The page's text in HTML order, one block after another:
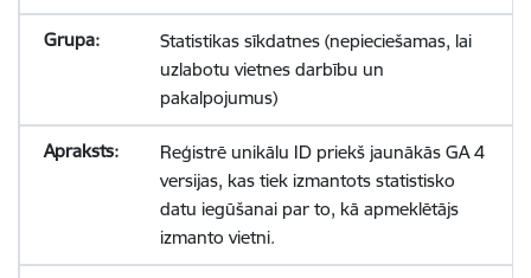
Statistikas sīkdatnes (nepieciešamas, lai
uzlabotu vietnes darbību un
pakalpojumus)
Reģistrē unikālu ID priekš jaunākās GA 4
versijas, kas tiek izmantots statistisko
datu iegūšanai par to, kā apmeklētājs
izmanto vietni.